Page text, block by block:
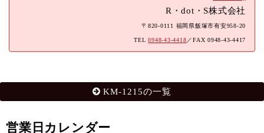
R・dot・S株式会社
〒820-0111 福岡県飯塚市有安958-20
TEL0948-43-4418／FAX 0948-43-4417
KM-1215の一覧
営業日カレンダー